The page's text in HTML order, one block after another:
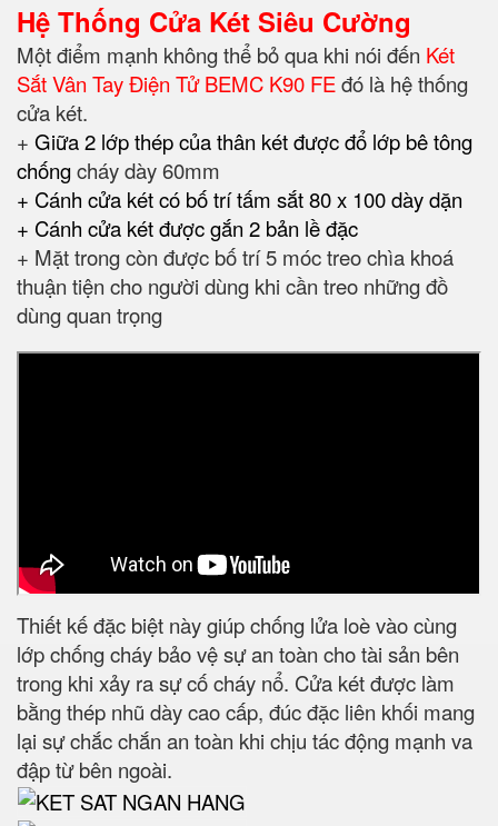
Hệ Thống Cửa Két Siêu Cường
Một điểm mạnh không thể bỏ qua khi nói đến Két
Sắt Vân Tay Điện Tử BEMC K90 FEđó là hệ thống
cửa két.
+ Giữa 2 lớp thép của thân két được đổ lớp bê tông
chốngcháy dày 60mm
+ Cánh cửa két có bố trí tấm sắt 80 x 100 dày dặn
+ Cánh cửa két được gắn 2 bản lề đặc
+ Mặt trong còn được bố trí 5 móc treo chìa khoá
thuận tiện cho người dùng khi cần treo những đồ
dùng quan trọng
Thiết kế đặc biệt này giúp chống lửa loè vào cùng
lớp chống cháy bảo vệ sự an toàn cho tài sản bên
trong khi xảy ra sự cố cháy nổ. Cửa két được làm
bằng thép nhũ dày cao cấp, đúc đặc liên khối mang
lại sự chắc chắn an toàn khi chịu tác động mạnh va
đập từ bên ngoài.